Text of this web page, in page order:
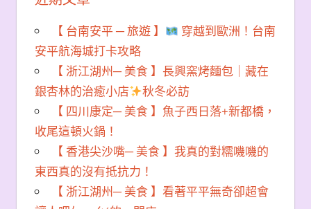
【 台南安平 ─ 旅遊 】
穿越到歐洲！台南
安平航海城打卡攻略
【 浙江湖州─ 美食 】長興窯烤麵包｜藏在
銀杏林的治癒小店
秋冬必訪
【 四川康定─ 美食 】魚子西日落+新都橋，
收尾這頓火鍋！
【 香港尖沙嘴─ 美食 】我真的對糯嘰嘰的
東西真的沒有抵抗力！
【 浙江湖州─ 美食 】看著平平無奇卻超會